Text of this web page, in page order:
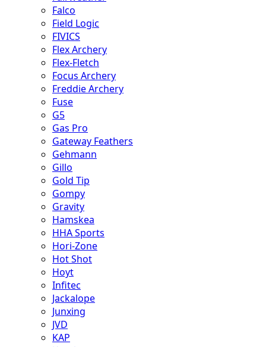
Falco
Field Logic
FIVICS
Flex Archery
Flex-Fletch
Focus Archery
Freddie Archery
Fuse
G5
Gas Pro
Gateway Feathers
Gehmann
Gillo
Gold Tip
Gompy
Gravity
Hamskea
HHA Sports
Hori-Zone
Hot Shot
Hoyt
Infitec
Jackalope
Junxing
JVD
KAP